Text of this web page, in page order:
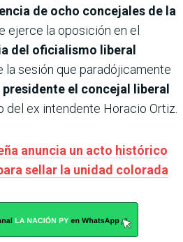
de ocho concejales de la
ejerce la oposición en el
del oficialismo liberal
la sesión que paradójicamente
el concejal liberal
del ex intendente Horacio Ortiz.
anuncia un acto histórico
sellar la unidad colorada